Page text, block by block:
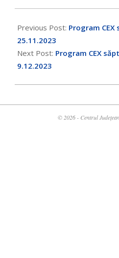
Previous Post: Program
25.11.2023
Next Post: Program CEX
9.12.2023
© 2026 - Centrul